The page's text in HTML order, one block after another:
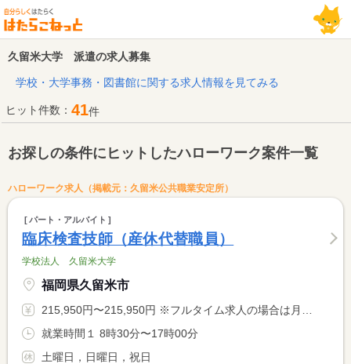
久留米大学 派遣の求人募集
学校・大学事務・図書館に関する求人情報を見てみる
ヒット件数： 41件
お探しの条件にヒットしたハローワーク案件一覧
ハローワーク求人（掲載元：久留米公共職業安定所）
パート・アルバイト
臨床検査技師（産休代替職員）
学校法人 久留米大学
福岡県久留米市
215,950円〜215,950円 ※フルタイム求人の場合は月額（換算額）、パート求人の場合は時間額を表示しています。
就業時間１ 8時30分〜17時00分
土曜日，日曜日，祝日